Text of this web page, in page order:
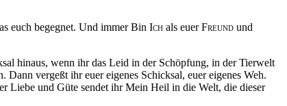
euch begegnet. Und immer Bin Ich als euerFreund und
hinaus, wenn ihr das Leid in der Schöpfung, in der Tierwelt
vergeßt ihr euer eigenes Schicksal, euer eigenes Weh.
Liebe und Güte sendet ihr Mein Heil in die Welt, die dieser